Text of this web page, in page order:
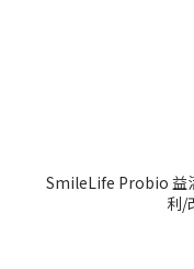
SmileLife Probio 益
利/